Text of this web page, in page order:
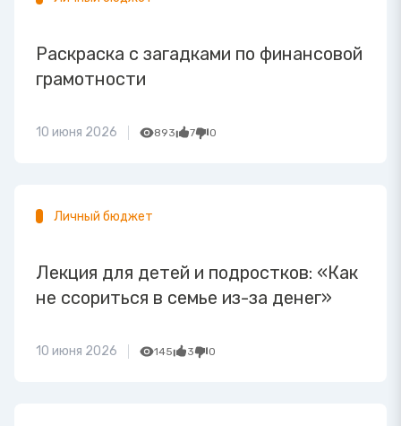
Раскраска с загадками по финансовой
грамотности
10 июня 2026 893 7 0
Личный бюджет
Лекция для детей и подростков: «Как
не ссориться в семье из-за денег»
10 июня 2026 145 3 0